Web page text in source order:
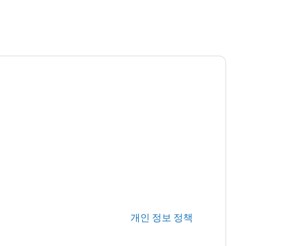
개인 정보 정책